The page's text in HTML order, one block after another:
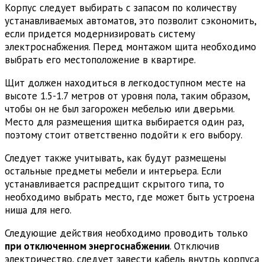
Корпус следует выбирать с запасом по количеству
устанавливаемых автоматов, это позволит сэкономить,
если придется модернизировать систему
электроснабжения. Перед монтажом щита необходимо
выбрать его местоположение в квартире.
Щит должен находиться в легкодоступном месте на
высоте 1.5-1.7 метров от уровня пола, таким образом,
чтобы он не был загорожен мебелью или дверьми.
Место для размещения щитка выбирается один раз,
поэтому стоит ответственно подойти к его выбору.
Следует также учитывать, как будут размещены
остальные предметы мебели и интерьера. Если
устанавливается распредщит скрытого типа, то
необходимо выбрать место, где может быть устроена
ниша для него.
Следующие действия необходимо проводить только
при отключенном энергоснабжении. Отключив
электричество, следует завести кабель внутрь корпуса